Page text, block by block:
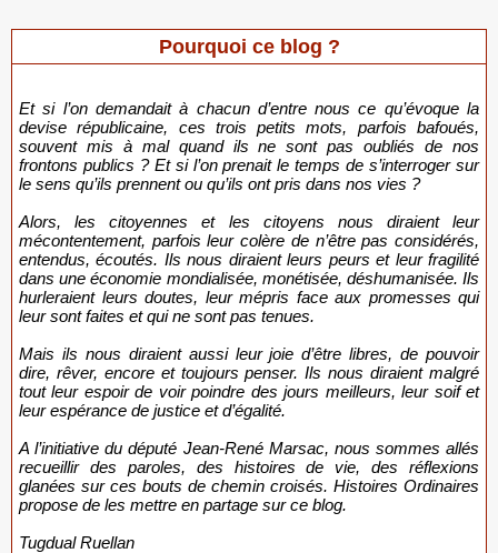
autres »
Pourquoi ce blog ?
Et si l’on demandait à chacun d’entre nous ce qu’évoque la
devise républicaine, ces trois petits mots, parfois bafoués,
souvent mis à mal quand ils ne sont pas oubliés de nos
frontons publics ? Et si l’on prenait le temps de s’interroger sur
le sens qu’ils prennent ou qu’ils ont pris dans nos vies ?
Alors, les citoyennes et les citoyens nous diraient leur
mécontentement, parfois leur colère de n’être pas considérés,
entendus, écoutés. Ils nous diraient leurs peurs et leur fragilité
dans une économie mondialisée, monétisée, déshumanisée. Ils
hurleraient leurs doutes, leur mépris face aux promesses qui
leur sont faites et qui ne sont pas tenues.
Mais ils nous diraient aussi leur joie d’être libres, de pouvoir
dire, rêver, encore et toujours penser. Ils nous diraient malgré
tout leur espoir de voir poindre des jours meilleurs, leur soif et
leur espérance de justice et d’égalité.
A l’initiative du député Jean-René Marsac, nous sommes allés
recueillir des paroles, des histoires de vie, des réflexions
glanées sur ces bouts de chemin croisés. Histoires Ordinaires
propose de les mettre en partage sur ce blog.
Tugdual Ruellan